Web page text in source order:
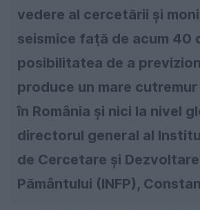
vedere al cercetării şi
seismice faţă de acum 40
posibilitatea de a
produce un mare
în România şi nici la nivel
directorul general al
de Cercetare şi
Pământului (INFP),